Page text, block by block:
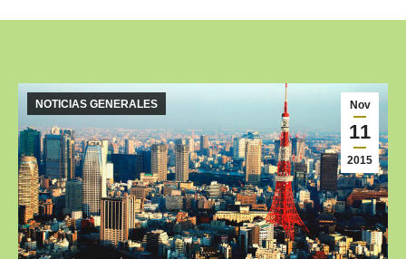
Nov
11
2015
NOTICIAS GENERALES